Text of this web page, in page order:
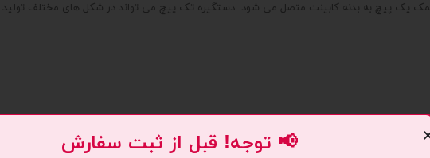
یک پیچ به بدنه کابینت متصل می شود. دستگیره تک پیچ می تواند در شکل های مختلف
📢 توجه! قبل از ثبت سفارش